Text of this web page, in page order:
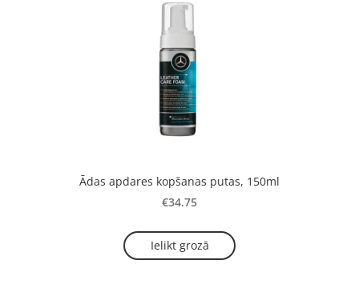
Ādas apdares kopšanas putas, 150ml
€34.75
Ielikt grozā